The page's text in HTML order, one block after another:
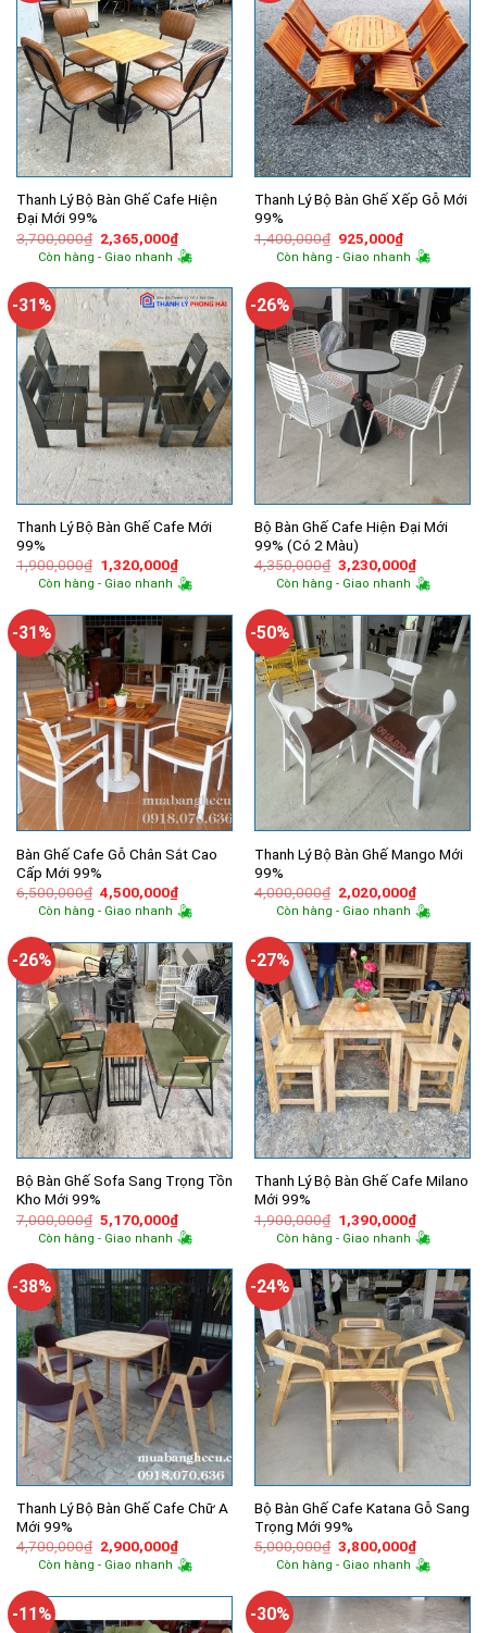
Thanh Lý Bộ Bàn Ghế Cafe Hiện
Đại Mới 99%
3,700,000₫ Giá
gốc
là:
2,365,000₫Giá
hiện
tại
2,365,000₫.
Còn hàng - Giao nhanh
Thanh Lý Bộ Bàn Ghế Xếp Gỗ Mới
99%
1,400,000₫ Giá
gốc
là:
925,000₫Giá
hiện
tại
925,000₫.
Còn hàng - Giao nhanh
-31%
Thanh Lý Bộ Bàn Ghế Cafe Mới
99%
1,900,000₫ Giá
gốc
là:
1,320,000₫Giá
hiện
tại
1,320,000₫.
Còn hàng - Giao nhanh
-26%
Bộ Bàn Ghế Cafe Hiện Đại Mới
99% (Có 2 Màu)
4,350,000₫ Giá
gốc
là:
3,230,000₫Giá
hiện
tại
Còn hàng - Giao nhanh
-31%
Bàn Ghế Cafe Gỗ Chân Sắt Cao
Cấp Mới 99%
6,500,000₫ Giá
gốc
là:
4,500,000₫Giá
hiện
tại
4,500,000₫.
Còn hàng - Giao nhanh
-50%
Thanh Lý Bộ Bàn Ghế Mango Mới
99%
4,000,000₫ Giá
gốc
là:
2,020,000₫Giá
hiện
tại
Còn hàng - Giao nhanh
-26%
Bộ Bàn Ghế Sofa Sang Trọng Tồn
Kho Mới 99%
7,000,000₫ Giá
gốc
là:
5,170,000₫Giá
hiện
tại
5,170,000₫.
Còn hàng - Giao nhanh
-27%
Thanh Lý Bộ Bàn Ghế Cafe Milano
Mới 99%
1,900,000₫ Giá
gốc
là:
1,390,000₫Giá
hiện
tại
Còn hàng - Giao nhanh
-38%
Thanh Lý Bộ Bàn Ghế Cafe Chữ A
Mới 99%
4,700,000₫ Giá
gốc
là:
2,900,000₫Giá
hiện
tại
2,900,000₫.
Còn hàng - Giao nhanh
-24%
Bộ Bàn Ghế Cafe Katana Gỗ Sang
Trọng Mới 99%
5,000,000₫ Giá
gốc
là:
3,800,000₫Giá
hiện
tại
Còn hàng - Giao nhanh
-11% -30%